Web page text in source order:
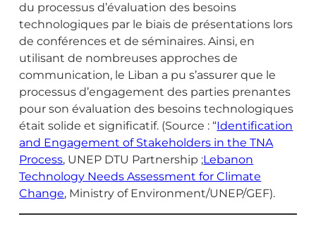
du processus d’évaluation des besoins
technologiques par le biais de présentations lors
de conférences et de séminaires. Ainsi, en
utilisant de nombreuses approches de
communication, le Liban a pu s’assurer que le
processus d’engagement des parties prenantes
pour son évaluation des besoins technologiques
était solide et significatif. (Source : “Identification
and Engagement of Stakeholders in the TNA
Process, UNEP DTU Partnership ;Lebanon
Technology Needs Assessment for Climate
Change, Ministry of Environment/UNEP/GEF).